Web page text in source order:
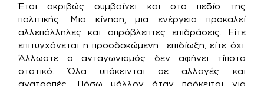
Έτσι ακριβώς συμβαίνει και στο πεδίο της
πολιτικής. Μια κίνηση, μια ενέργεια προκαλεί
αλλεπάλληλες και απρόβλεπτες επιδράσεις. Είτε
επιτυγχάνεται η προσδοκώμενη επιδίωξη, είτε όχι.
Άλλωστε ο ανταγωνισμός δεν αφήνει τίποτα
στατικό. Όλα υπόκεινται σε αλλαγές και
ανατροπές. Πόσω μάλλον όταν πρόκειται για